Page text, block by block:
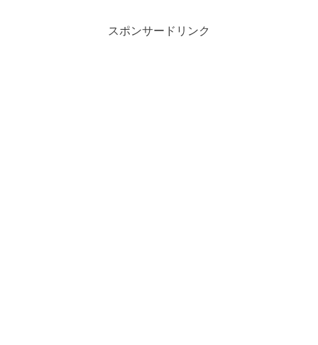
スポンサードリンク